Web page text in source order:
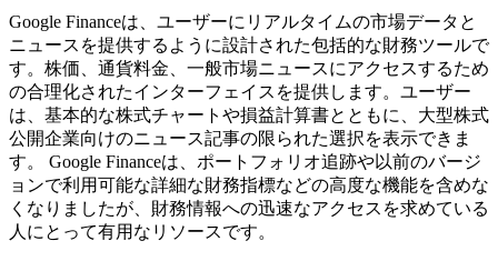
Google Financeは、ユーザーにリアルタイムの市場データと
ニュースを提供するように設計された包括的な財務ツールで
す。株価、通貨料金、一般市場ニュースにアクセスするため
の合理化されたインターフェイスを提供します。ユーザー
は、基本的な株式チャートや損益計算書とともに、大型株式
公開企業向けのニュース記事の限られた選択を表示できま
す。 Google Financeは、ポートフォリオ追跡や以前のバージ
ョンで利用可能な詳細な財務指標などの高度な機能を含めな
くなりましたが、財務情報への迅速なアクセスを求めている
人にとって有用なリソースです。